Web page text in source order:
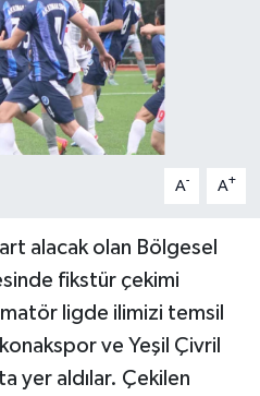
A- A+
alacak olan Bölgesel
fikstür çekimi
ligde ilimizi temsil
ve Yeşil Çivril
yer aldılar. Çekilen